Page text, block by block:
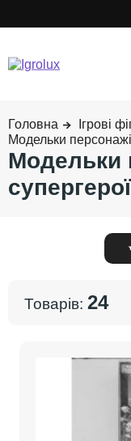
Ігрові
Модельки
Модельки
24